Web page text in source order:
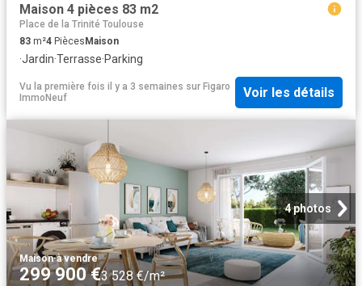
Maison 4 pièces 83 m2
Place de la Trinité Toulouse
83 m²4 Pièces Maison
·Jardin·Terrasse·Parking
Vu la première fois il y a 3 semaines sur Figaro
ImmoNeuf
Voir les détails
4 photos
Maison·à vendre
299 900 €3 528 €/m²